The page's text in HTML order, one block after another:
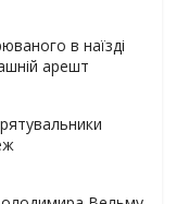
в наїзді
арешт